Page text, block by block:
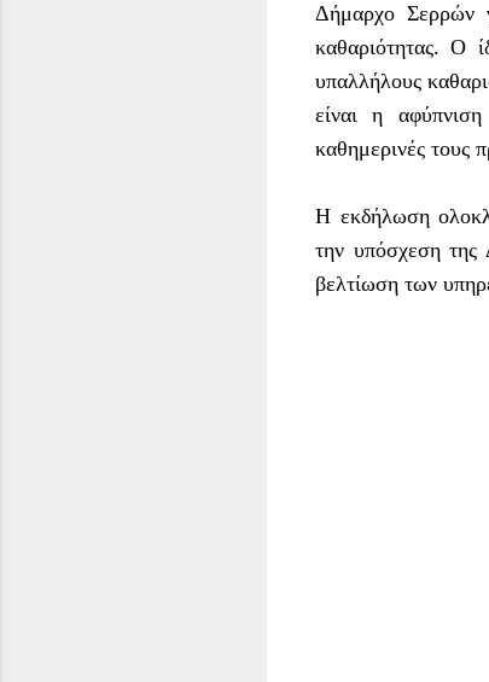
Δήμαρχο Σερρών
καθαριότητας. Ο
υπαλλήλους
είναι η
καθημερινές τους
Η εκδήλωση
την υπόσχεση της
βελτίωση των